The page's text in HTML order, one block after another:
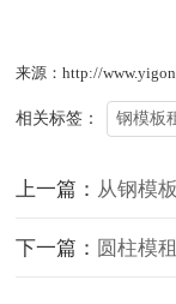
来源：http://
相关标签： 钢模板
上一篇： 从钢模
下一篇： 圆柱模